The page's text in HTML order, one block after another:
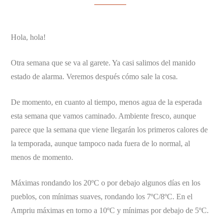
Hola, hola!
Otra semana que se va al garete. Ya casi salimos del manido
estado de alarma. Veremos después cómo sale la cosa.
De momento, en cuanto al tiempo, menos agua de la esperada
esta semana que vamos caminado. Ambiente fresco, aunque
parece que la semana que viene llegarán los primeros calores de
la temporada, aunque tampoco nada fuera de lo normal, al
menos de momento.
Máximas rondando los 20ºC o por debajo algunos días en los
pueblos, con mínimas suaves, rondando los 7ºC/8ºC. En el
Ampriu máximas en torno a 10ºC y mínimas por debajo de 5ºC.